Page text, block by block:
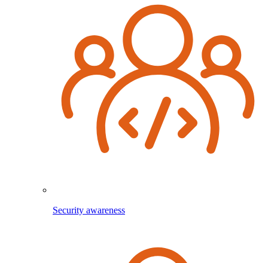
Security awareness